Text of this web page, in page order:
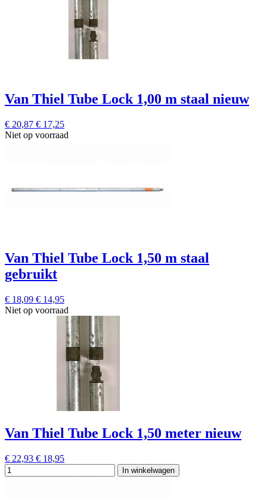
Van Thiel Tube Lock 1,00 m staal nieuw
€ 20,87 € 17,25
Niet op voorraad
Van Thiel Tube Lock 1,50 m staal
gebruikt
€ 18,09 € 14,95
Niet op voorraad
Van Thiel Tube Lock 1,50 meter nieuw
€ 22,93 € 18,95
In winkelwagen